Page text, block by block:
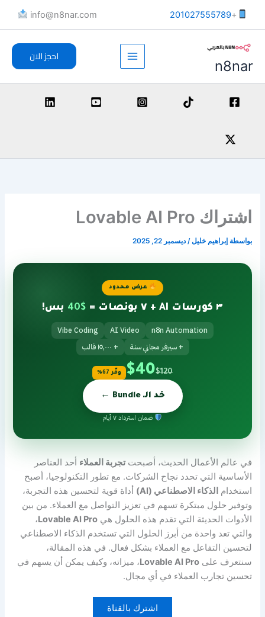
+
201027555789
info@n8nar.com​
n8nar
احجز الان
اشتراك Lovable AI Pro
بواسطة إبراهيم خليل/ديسمبر 22, 2025
عرض محدود
٣ كورسات AI + ٧ بونصات = $40 بس!
n8n Automation
AI Video
Vibe Coding
+ سيرفر مجاني سنة
+ ١٥,٠٠٠ قالب
$120
$40 وفّر 67%
خد الـ Bundle ←
ضمان استرداد ٧ أيام
في عالم الأعمال الحديث، أصبحتتجربة العملاء أحد العناصر
الأساسية التي تحدد نجاح الشركات. مع تطور التكنولوجيا، أصبح
استخدام الذكاء الاصطناعي (AI)
أداة قوية لتحسين هذه التجربة،
وتوفير حلول مبتكرة تسهم في تعزيز التواصل مع العملاء. من بين
الأدوات الحديثة التي تقدم هذه الحلول هيLovable AI Pro،
والتي تعد واحدة من أبرز الحلول التي تستخدم الذكاء الاصطناعي
لتحسين التفاعل مع العملاء بشكل فعال. في هذه المقالة،
سنتعرف علىLovable AI Pro، ميزاته، وكيف يمكن أن يسهم في
تحسين تجارب العملاء في أي مجال.
اشترك بالقناة